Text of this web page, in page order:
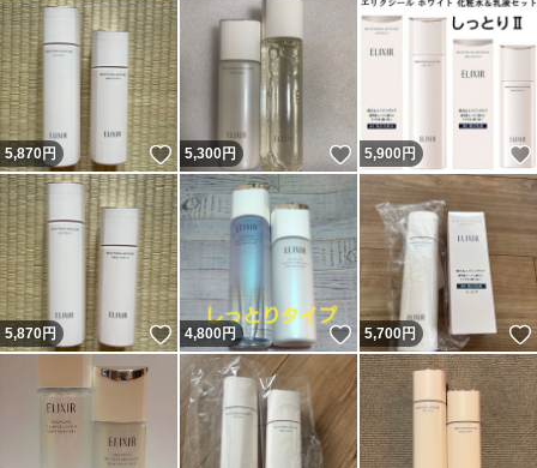
5,870円 いいね！
5,300円 いいね！
5,900 円
5,870円 いいね！
4,800円 いいね！
5,700円